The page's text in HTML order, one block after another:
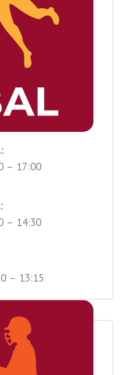
– 17:00
– 14:30
– 13:15